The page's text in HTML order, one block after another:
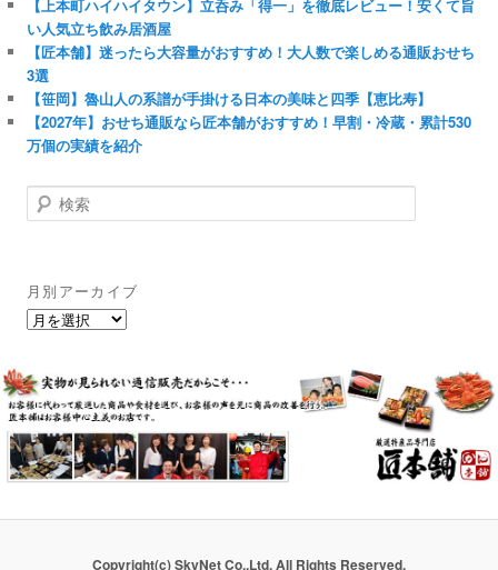
【上本町ハイハイタウン】立呑み「得一」を徹底レビュー！安くて旨
い人気立ち飲み居酒屋
【匠本舗】迷ったら大容量がおすすめ！大人数で楽しめる通販おせち
3選
【笹岡】魯山人の系譜が手掛ける日本の美味と四季【恵比寿】
【2027年】おせち通販なら匠本舗がおすすめ！早割・冷蔵・累計530
万個の実績を紹介
検
索
月別アーカイブ
月
ー
カ
イ
ブ
Copyright(c) SkyNet Co.,Ltd. All Rights Reserved.